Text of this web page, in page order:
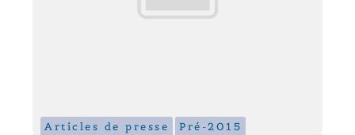
Articles de presse Pré-2015